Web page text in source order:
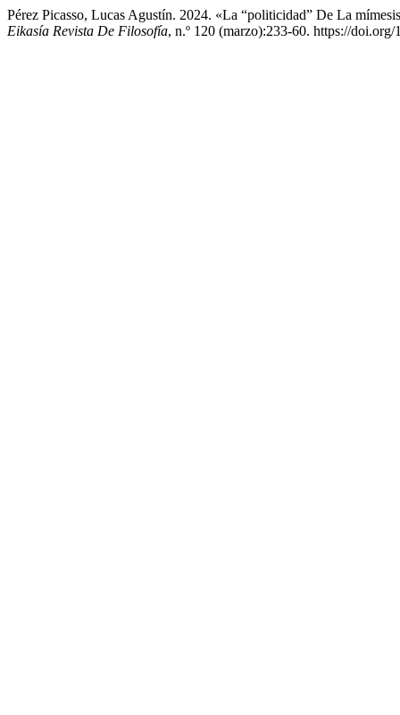
Pérez Picasso, Lucas Agustín. 2024. «La “politicidad” De La
Eikasía Revista De Filosofía, n.º 120 (marzo):233-60. https://